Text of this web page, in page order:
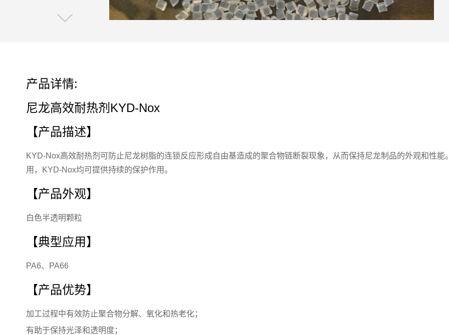
产品详情:
尼龙高效耐热剂KYD-Nox
【产品描述】
KYD-Nox高效耐热剂可防止尼龙树脂的连锁反应形成自由基造成的聚合物链断裂现象，从而保持尼龙制品的外观和性
用，KYD-Nox均可提供持续的保护作用。
【产品外观】
白色半透明颗粒
【典型应用】
PA6、PA66
【产品优势】
加工过程中有效防止聚合物分解、氧化和热老化；
有助于保持光泽和透明度；